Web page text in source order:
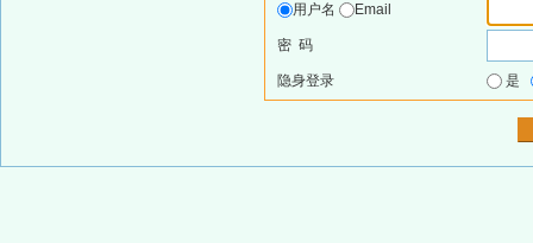
用户名
Email
密 码
隐身登录 是